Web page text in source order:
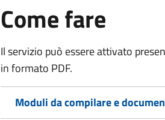
Come fare
Il servizio può essere attivato
in formato PDF.
Moduli da compilare e